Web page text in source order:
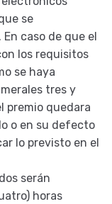
se
caso de que el
los requisitos
se haya
tres y
premio quedara
o en su defecto
lo previsto en el
serán
horas